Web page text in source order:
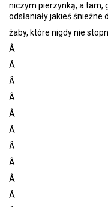
niczym pierzynką, a tam,
odsłaniały jakieś śnieżne
żaby, które nigdy nie
Â
Â
Â
Â
Â
Â
Â
Â
Â
Â